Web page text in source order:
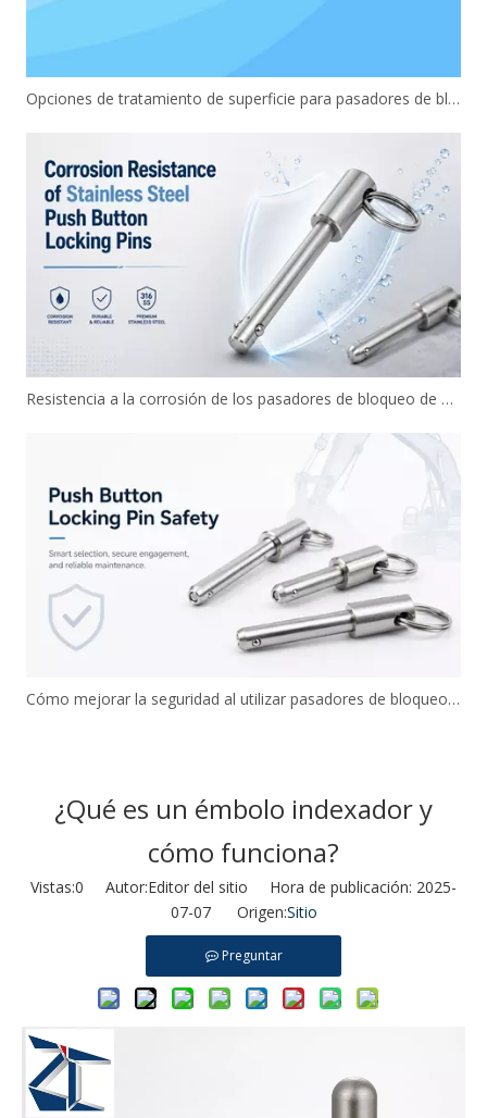
Opciones de tratamiento de superficie para pasadores de bloqueo con botón pulsador
Resistencia a la corrosión de los pasadores de bloqueo de botón de acero inoxidable
Cómo mejorar la seguridad al utilizar pasadores de bloqueo con botón pulsador
¿Qué es un émbolo indexador y
cómo funciona?
Vistas:0 Autor:Editor del sitio Hora de publicación: 2025-
07-07 Origen:Sitio
Preguntar